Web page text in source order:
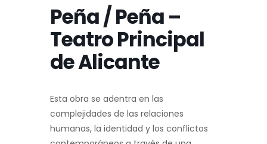
Peña / Peña –
Teatro Principal
de Alicante
Esta obra se adentra en las
complejidades de las relaciones
humanas, la identidad y los conflictos